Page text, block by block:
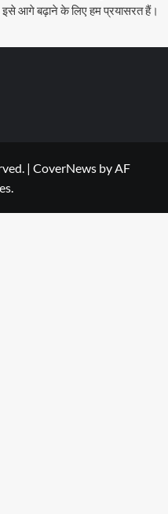
इसे आगे बढ़ाने के लिए हम प्रयासरत हैं।
| CoverNews by AF